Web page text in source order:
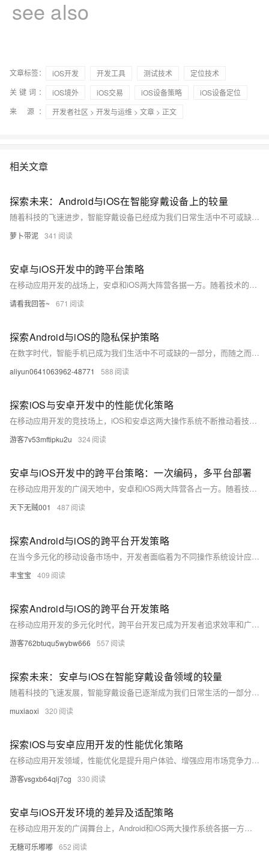
see also
文章标签： iOS开发 开发工具 测试技术
定位技术
关键词：
iOS境外 iOS交易 iOS设备策略
iOS设备定位
来 源：
开发者社区 > 开发与运维 > 文章 > 正文
相关文章
探索未来：Android与iOS在智能穿戴设备上的较量
随着科技的飞速进步，智能穿戴设备已经成为我们日常生活中不可或缺的一部分。本文将深入探讨两大操作系统——Android和iOS——在智能穿戴领域的竞争与发展，分析它们各自的优势与挑战，并预测未来的发展趋势。通过比较两者在设计哲学、生态系统、用户体验及创新技术的应用等方面的差异，揭示这场较量对消费者选择和市场格局的影响。 【7月更文挑战第31天】
萝卜带泥 341
安卓与iOS开发中的跨平台策略
在移动应用开发的战场上，安卓和iOS两大阵营各据一方。随着技术的演进，跨平台开发框架成为开发者的新宠，旨在实现一次编码、多平台部署的梦想。本文将探讨跨平台开发的优势与挑战，并分享实用的开发技巧，帮助开发者在安卓和iOS的世界中游刃有余。
请看我回答~ 671
探索Android与iOS的隐私保护策略
在数字时代，智能手机已成为我们生活中不可或缺的一部分，而随之而来的则是对个人隐私和数据安全的日益关注。本文将深入探讨Android与iOS两大操作系统在隐私保护方面的策略和实践，分析它们如何应对日益严峻的隐私挑战，以及用户应如何保护自己的数据安全。通过对比分析，我们将揭示两大系统在隐私保护方面的优势和不足，为用户提供有价值的见解和建议。
aliyun0641063962-48771 588
探索iOS与安卓开发中的性能优化策略
在移动应用开发的竞技场上，iOS和安卓这两大操作系统不断推动着技术的边界。性能优化，作为提升用户体验的关键因素，已成为开发者们关注的焦点。本文将深入探讨两大平台上的性能优化实践，揭示如何通过工具、技术和策略来提升应用的响应速度和流畅度，同时考虑到电池寿命和内存管理等关键指标。
游客7v53mftipku2u 324
安卓与iOS开发中的跨平台策略：一次编码，多平台部署
在移动应用开发的广阔天地中，安卓和iOS两大阵营各占一方。随着技术的发展，跨平台开发框架应运而生，它们承诺着“一次编码，到处运行”的便捷。本文将深入探讨跨平台开发的现状、挑战以及未来趋势，同时通过代码示例揭示跨平台工具的实际运用。
天下无贼001 487
探索Android与iOS的跨平台开发策略
在当今多元化的移动设备市场中，开发者面临着为不同操作系统设计应用的挑战。本文深入探讨了Android和iOS两大主流平台的跨平台开发策略。我们将分析使用Flutter、React Native等框架进行跨平台开发的优劣，并讨论如何克服各平台间的差异性，以实现高效、一致的用户体验。此外，文章还将提供一些实用的技巧和最佳实践，帮助开发者优化跨平台应用的性能和兼容性。
丰宝宝 409
探索Android与iOS的跨平台开发策略
在移动应用开发的多元化时代，跨平台开发已成为开发者追求效率和广泛覆盖的重要手段。本文深入探讨了Android与iOS两大主流平台下的跨平台开发策略，分析了各自的优势与挑战，并通过实际案例展示了如何有效实施跨平台解决方案，以期为开发者提供有价值的参考和启示。
游客762btuqu5wybw666 557
探索未来：安卓与iOS在智能穿戴设备领域的较量
随着科技的飞速发展，智能穿戴设备已逐渐成为我们日常生活的一部分。从健康监测到通讯交流，它们正以惊人的速度改变着我们的生活方式。本文将深入探讨安卓和iOS这两大操作系统在智能穿戴领域的现状、竞争以及未来发展趋势，揭示它们如何通过创新技术满足用户需求，并预测未来可能的发展方向。
muxiaoxi 320
探索iOS与安卓应用开发的性能优化策略
在移动应用开发领域，性能优化是提升用户体验、增强应用市场竞争力的关键因素。本文深入探讨了iOS和安卓平台下，开发者如何通过具体技术和方法有效优化应用性能。文章首先概述了性能优化的重要性，随后详细分析了iOS和安卓开发中的优化策略，包括代码优化、资源管理和异步处理等技术手段。最后，通过案例分析，展示了这些优化措施在实际开发中的应用效果，旨在为开发者提供实用的性能提升建议。
游客vsgxb64qlj7cg 330
安卓与iOS开发环境的差异及适配策略
在移动应用开发的广阔舞台上，Android和iOS两大操作系统各据一方，各自拥有独特的开发环境和工具集。本文旨在深入探讨这两个平台在开发环境上的关键差异，并提供有效的适配策略，帮助开发者优化跨平台开发流程。通过比较Android的Java/Kotlin和iOS的Swift/Objective-C语言特性、IDE的选择、以及API和系统服务的访问方式，本文揭示了两个操作系统在开发实践中的主要分歧点，并提出了一套实用的适配方法，以期为移动开发者提供指导和启示。
无糖可乐嘟嘟 652